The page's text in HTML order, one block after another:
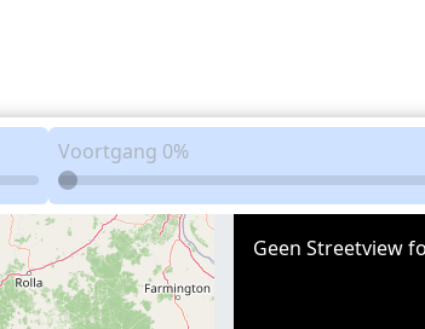
Voortgang 0%
Geen Streetview